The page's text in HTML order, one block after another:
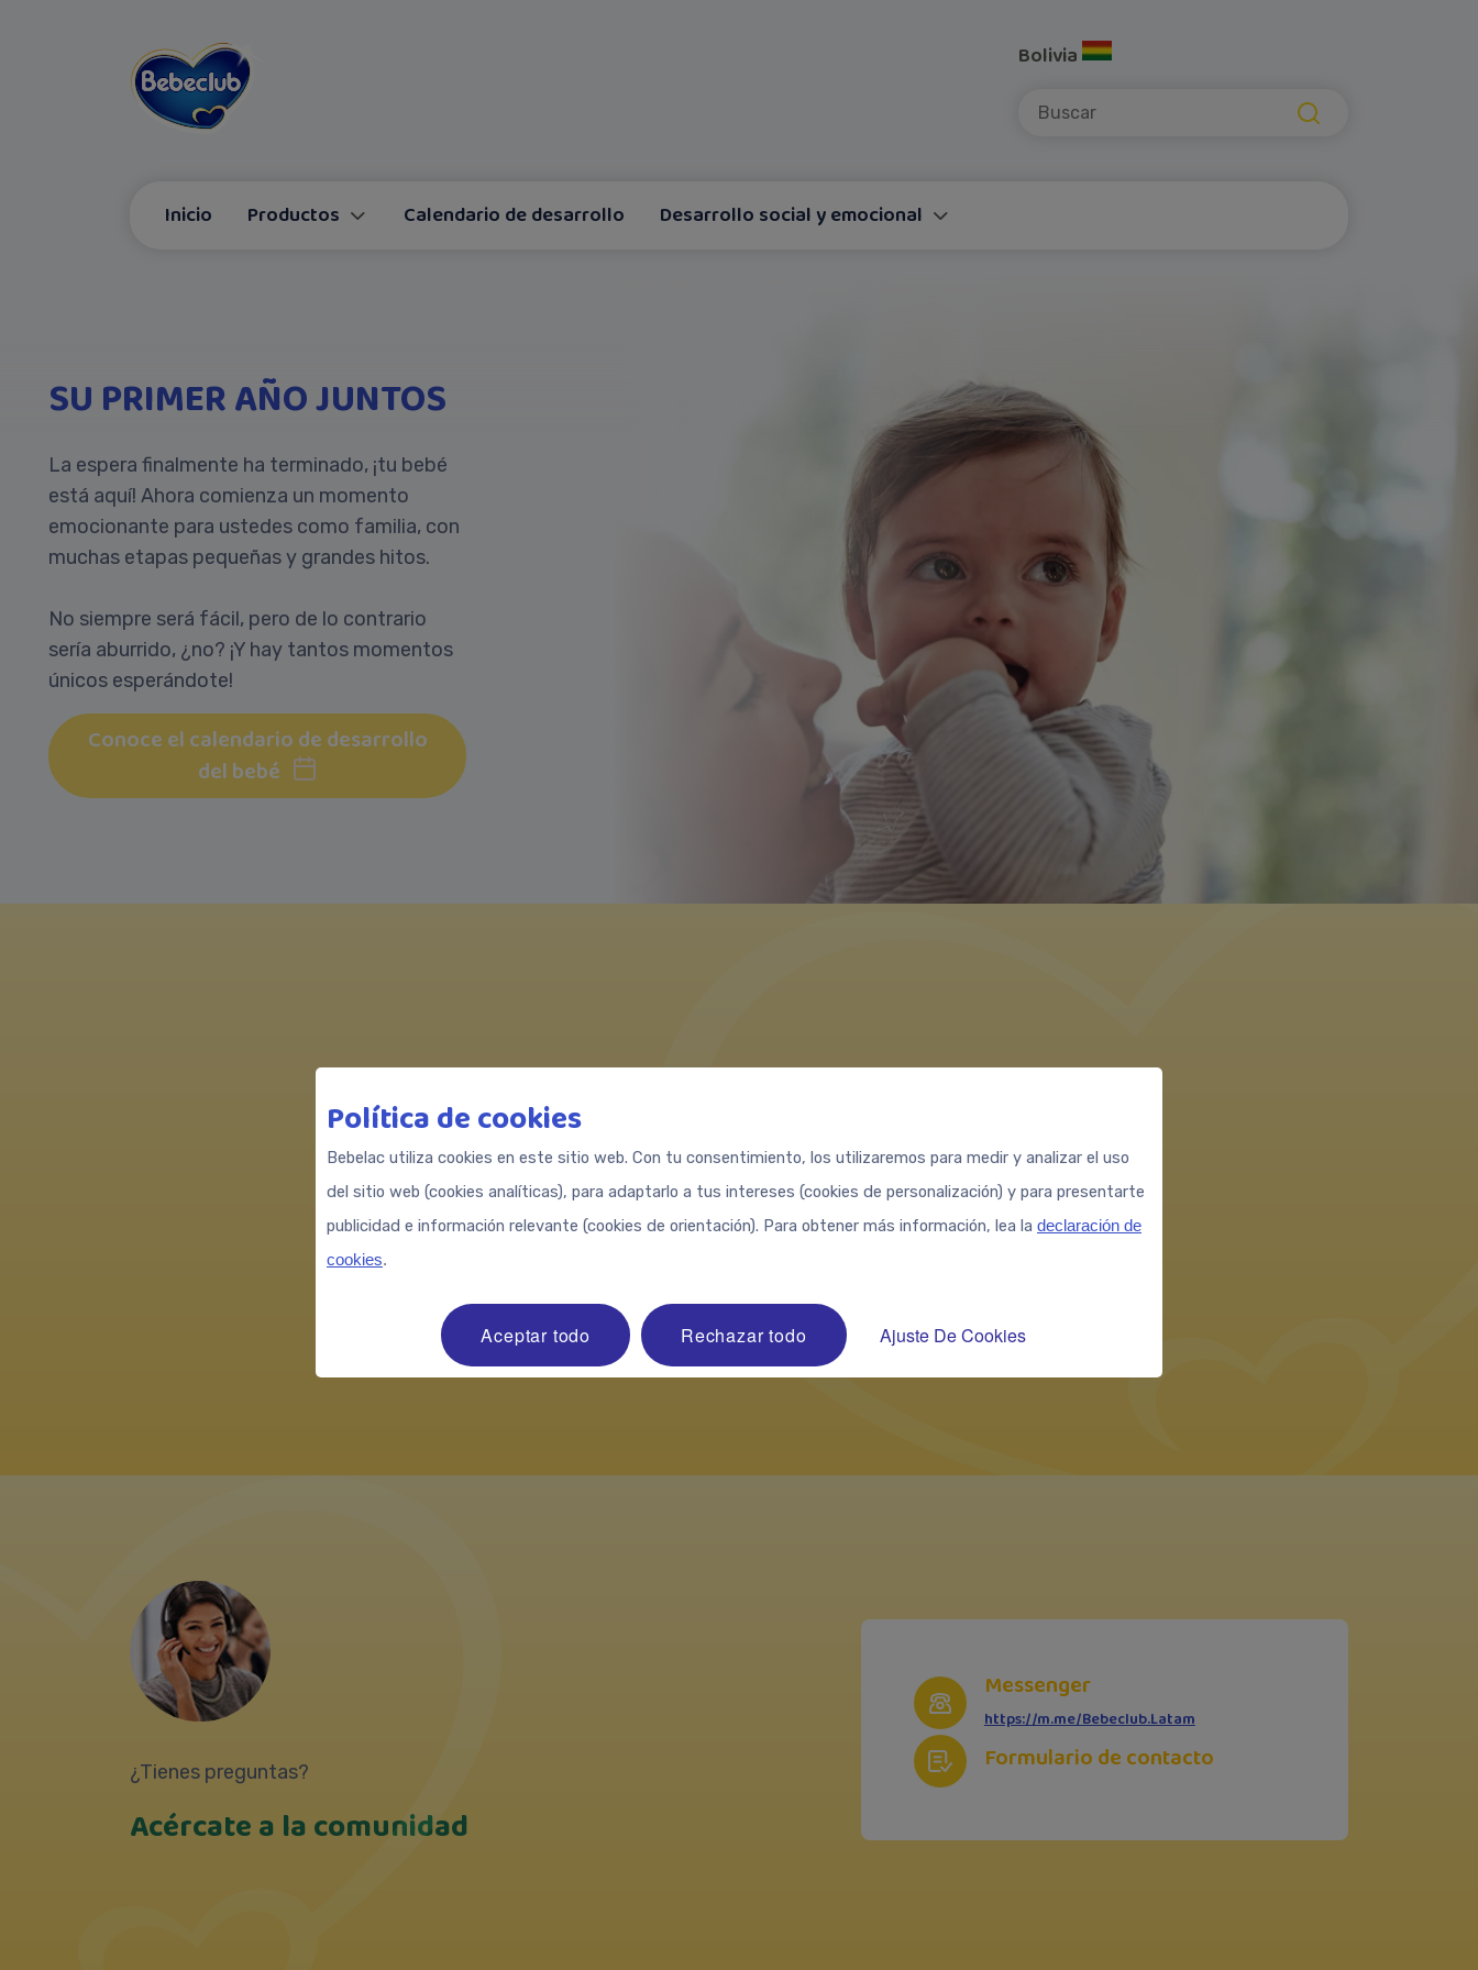
Bolivia
Inicio Productos Calendario de desarrollo Desarrollo social y emocional
SU PRIMER AÑO JUNTOS
La espera finalmente ha terminado, ¡tu bebé
está aquí! Ahora comienza un momento
emocionante para ustedes como familia, con
muchas etapas pequeñas y grandes hitos.
No siempre será fácil, pero de lo contrario
sería aburrido, ¿no? ¡Y hay tantos momentos
únicos esperándote!
Conoce el calendario de desarrollo
del bebé
¿Quieres saber si tu bebé está desarrollándose correctamente?
Aprenda a cuidar la salud de tu pequeño y bríndale el mejor
apoyo para sudesarrollo social y emocional.
Desarrollo Social y Emocional
¿Tienes preguntas?
Acércate a la comunidad
Messenger
https://m.me/Bebeclub.Latam
Formulario de contacto
Política de cookies
Bebelac utiliza cookies en este sitio web. Con tu consentimiento, los utilizaremos para medir y analizar el uso
del sitio web (cookies analíticas), para adaptarlo a tus intereses (cookies de personalización) y para presentarte
publicidad e información relevante (cookies de orientación). Para obtener más información, lea la declaración de
cookies.
Aceptar todo Rechazar todo Ajuste De Cookies